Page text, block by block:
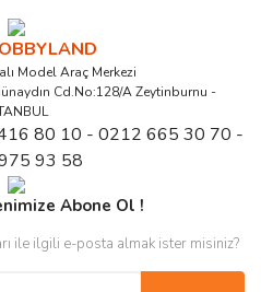
Model Araç Merkezi
Cd.No:128/A Zeytinburnu -
80 10 - 0212 665 30 70 -
93 58
Abone Ol !
ile ilgili e-posta almak ister misiniz?